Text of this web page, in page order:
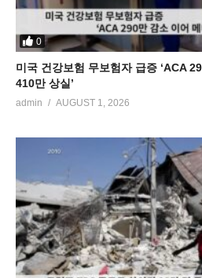
0
미국 건강보험 무보험자 급증 ‘ACA
410만 상실’
admin AUGUST 1, 2026